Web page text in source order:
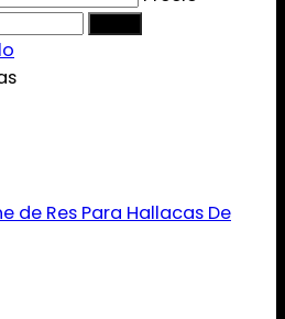
de Res Para Hallacas De